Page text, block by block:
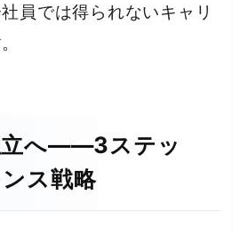
員では得られないキャリ
立へ——3ステッ
ス戦略